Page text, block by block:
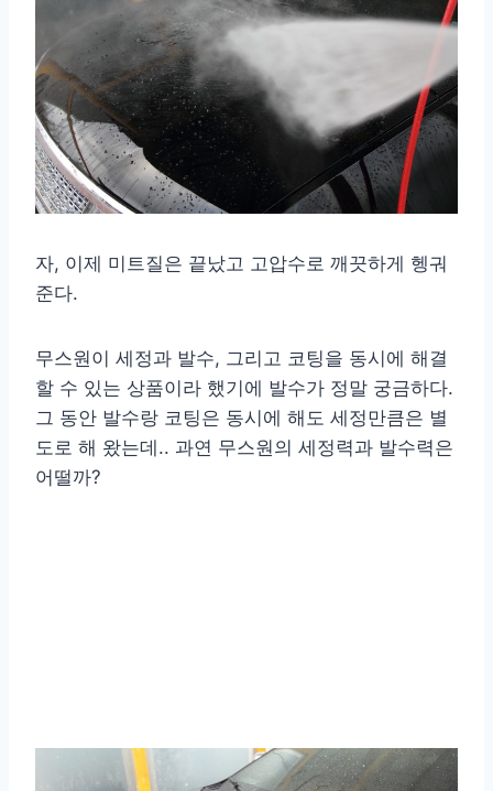
자, 이제 미트질은 끝났고 고압수로 깨끗하게 헹궈
준다.
무스원이 세정과 발수, 그리고 코팅을 동시에 해결
할 수 있는 상품이라 했기에 발수가 정말 궁금하다.
그 동안 발수랑 코팅은 동시에 해도 세정만큼은 별
도로 해 왔는데.. 과연 무스원의 세정력과 발수력은
어떨까?